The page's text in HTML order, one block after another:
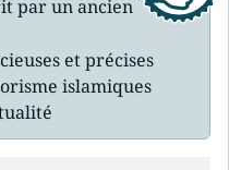
par un ancien
et précises
islamiques